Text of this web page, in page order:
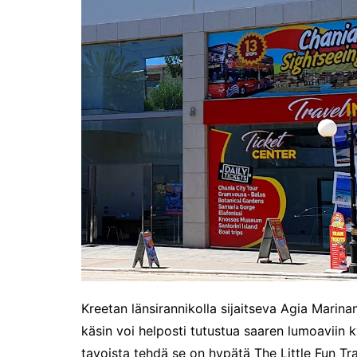
Tunnelmia Caravan 2026 -
messuilta (ja hieman
Matkamessuiltakin)
Hyvää Tuomaan päivää!
Culinary Dreamscapes -
näyttely
Puolivuotta!
Oletko jo käynyt?
Kirjamessut 2025
The art of Sailing
Kävitkö I love me messuilla?
Riiviöt
Cruise Expo -messuilla
Timantti Entressessä
Kesällä Gumbostrandissa
Kuvajournalismin parhaat
Kreetan länsirannikolla sijaitseva Agia
käsin voi helposti tutustua saaren lumoaviin
tavoista tehdä se on hypätä The Little Fun